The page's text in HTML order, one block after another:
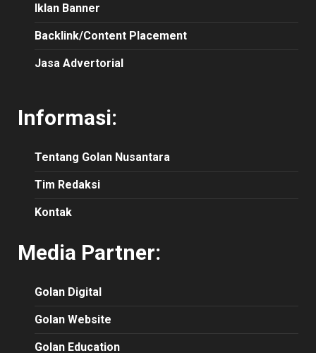
Iklan Banner
Backlink/Content Placement
Jasa Advertorial
Informasi:
Tentang Golan Nusantara
Tim Redaksi
Kontak
Media Partner:
Golan Digital
Golan Website
Golan Education